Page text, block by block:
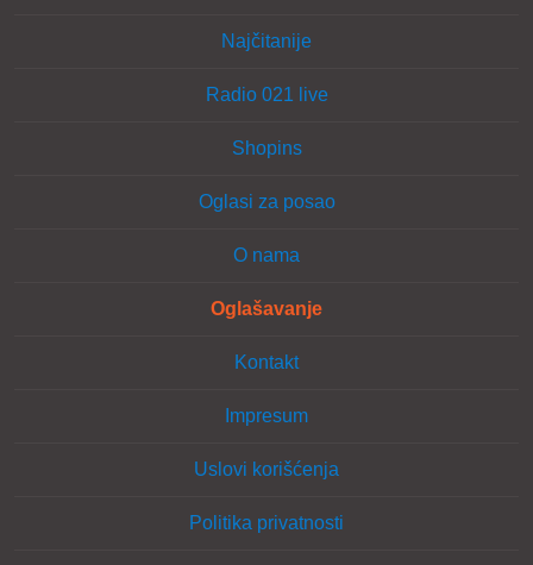
Najčitanije
Radio 021 live
Shopins
Oglasi za posao
O nama
Oglašavanje
Kontakt
Impresum
Uslovi korišćenja
Politika privatnosti